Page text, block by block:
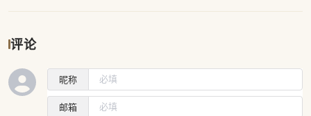
评论
昵称
邮箱